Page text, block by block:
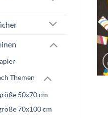
Themen
50x70 cm
70x100 cm